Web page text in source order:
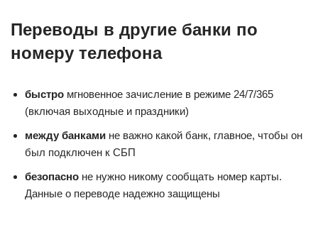
Переводы в другие банки по
номеру телефона
быстро мгновенное зачисление в режиме 24/7/365
(включая выходные и праздники)
между банками не важно какой банк, главное, чтобы он
был подключен к СБП
безопасно не нужно никому сообщать номер карты.
Данные о переводе надежно защищены